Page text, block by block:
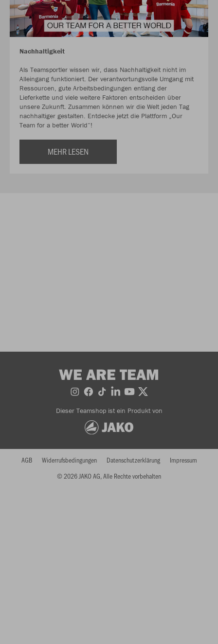
Nachhaltigkeit
Als Teamsportler wissen wir, dass Nachhaltigkeit nicht im
Alleingang funktioniert. Der verantwortungsvolle Umgang mit
Ressourcen, gute Arbeitsbedingungen entlang der
Lieferkette und viele weitere Faktoren entscheiden über
unsere Zukunft. Zusammen können wir die Welt jeden Tag
nachhaltiger gestalten. Entdecke jetzt die Plattform „Our
Team for a better World“!
MEHR LESEN
WE ARE TEAM
Dieser Teamshop ist ein Produkt von
© 2026 JAKO AG, Alle Rechte vorbehalten
AGB Widerrufsbedingungen Datenschutzerklärung Impressum